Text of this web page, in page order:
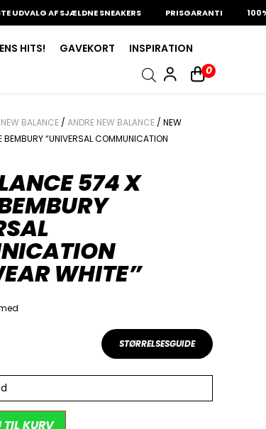
AF SJÆLDNE SNEAKERS PRISGARANTI 100%
HITS! GAVEKORT
INSPIRATION
0
NEW BALANCE/ ANDRE NEW BALANCE/ NEW
BEMBURY “UNIVERSAL COMMUNICATION
574 X
WHITE”
STØRRELSESGUIDE
KURV